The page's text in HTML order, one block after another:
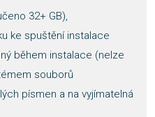
32+ GB),
ke spuštění instalace
během instalace (nelze
souborů
písmen a na vyjímatelná